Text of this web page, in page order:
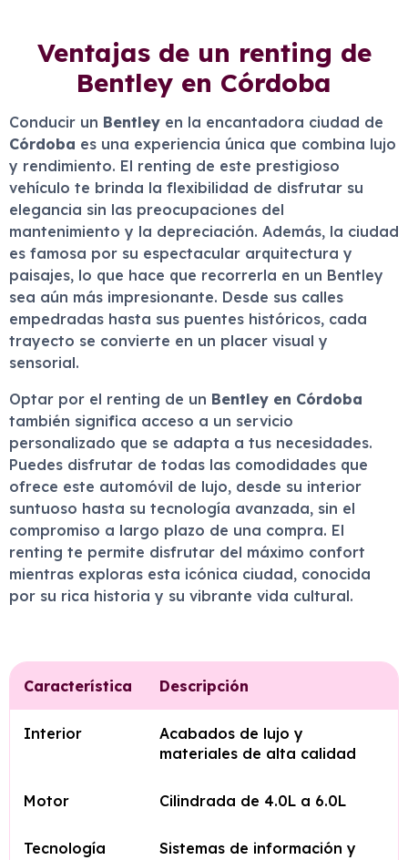
Ventajas de un renting de
Bentley en Córdoba
Conducir un Bentley en la encantadora ciudad de
Córdoba es una experiencia única que combina lujo
y rendimiento. El renting de este prestigioso
vehículo te brinda la flexibilidad de disfrutar su
elegancia sin las preocupaciones del
mantenimiento y la depreciación. Además, la ciudad
es famosa por su espectacular arquitectura y
paisajes, lo que hace que recorrerla en un Bentley
sea aún más impresionante. Desde sus calles
empedradas hasta sus puentes históricos, cada
trayecto se convierte en un placer visual y
sensorial.
Optar por el renting de un Bentley en Córdoba
también significa acceso a un servicio
personalizado que se adapta a tus necesidades.
Puedes disfrutar de todas las comodidades que
ofrece este automóvil de lujo, desde su interior
suntuoso hasta su tecnología avanzada, sin el
compromiso a largo plazo de una compra. El
renting te permite disfrutar del máximo confort
mientras exploras esta icónica ciudad, conocida
por su rica historia y su vibrante vida cultural.
Característica Descripción
Interior
Acabados de lujo y
materiales de alta calidad
Motor Cilindrada de 4.0L a 6.0L
Tecnología
Sistemas de información y